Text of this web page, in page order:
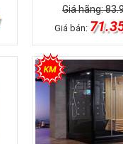
Giá hãng:
Giá bán: